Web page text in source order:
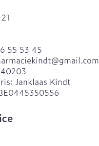
55 53 45
gmail.com
Janklaas Kindt